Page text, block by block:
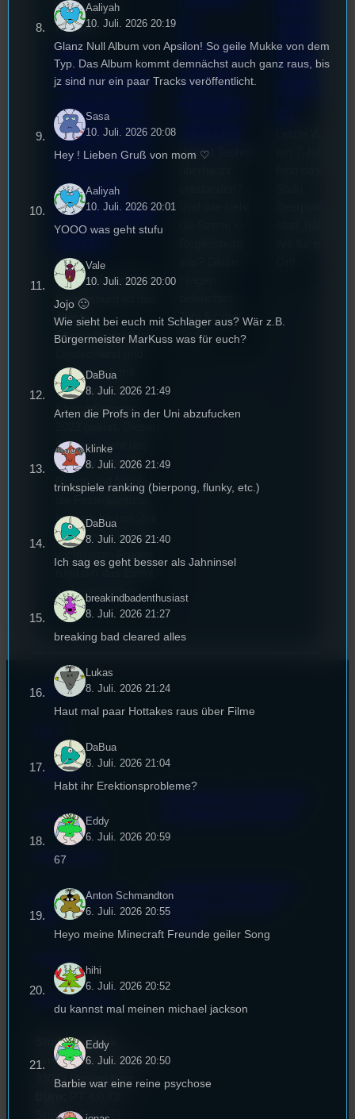
Sao-Mai Sol
Nguyen
44.
Stummfil
mwoche
2026: Ein
Interview
mit der
Festivalle
iterin
Die
Stummfilmwoche in
Regensburg ist das
älteste
Stummfilmfestivals
wurde auch mit
dem deutschen
Stummfilmpreis
Sommer geht das
Festival in die 44.
Runde und Nicole,
hat sich für uns Zeit
genommen um die
zu beantworten.
Kollekt
ive in
Wie ist Techno
Tom für den
Stufu.
Beerpo
Kontakt
Satzung
Impressum
Datenschutz
Cookie-Richtlinie
(EU)
Start your own radio
Studentenfunk
Universitätsstraße 31
93053 Regensburg
Studio:SH 1.39
Aaliyah
10. Juli. 2026 20:19
Glanz Null Album von Apsilon! So geile Mukke von dem
Typ. Das Album kommt demnächst auch ganz raus, bis
jz sind nur ein paar Tracks veröffentlicht.
Sasa
10. Juli. 2026 20:08
Hey ! Lieben Gruß von mom ♡
Aaliyah
10. Juli. 2026 20:01
YOOO was geht stufu
Vale
10. Juli. 2026 20:00
Jojo 🙂
Wie sieht bei euch mit Schlager aus? Wär z.B.
Bürgermeister MarKuss was für euch?
DaBua
8. Juli. 2026 21:49
Arten die Profs in der Uni abzufucken
klinke
8. Juli. 2026 21:49
trinkspiele ranking (bierpong, flunky, etc.)
DaBua
8. Juli. 2026 21:40
Ich sag es geht besser als Jahninsel
breakindbadenthusiast
8. Juli. 2026 21:27
breaking bad cleared alles
Lukas
8. Juli. 2026 21:24
Haut mal paar Hottakes raus über Filme
DaBua
8. Juli. 2026 21:04
Habt ihr Erektionsprobleme?
Eddy
6. Juli. 2026 20:59
67
Anton Schmandton
6. Juli. 2026 20:55
Heyo meine Minecraft Freunde geiler Song
hihi
6. Juli. 2026 20:52
du kannst mal meinen michael jackson
Eddy
6. Juli. 2026 20:50
Barbie war eine reine psychose